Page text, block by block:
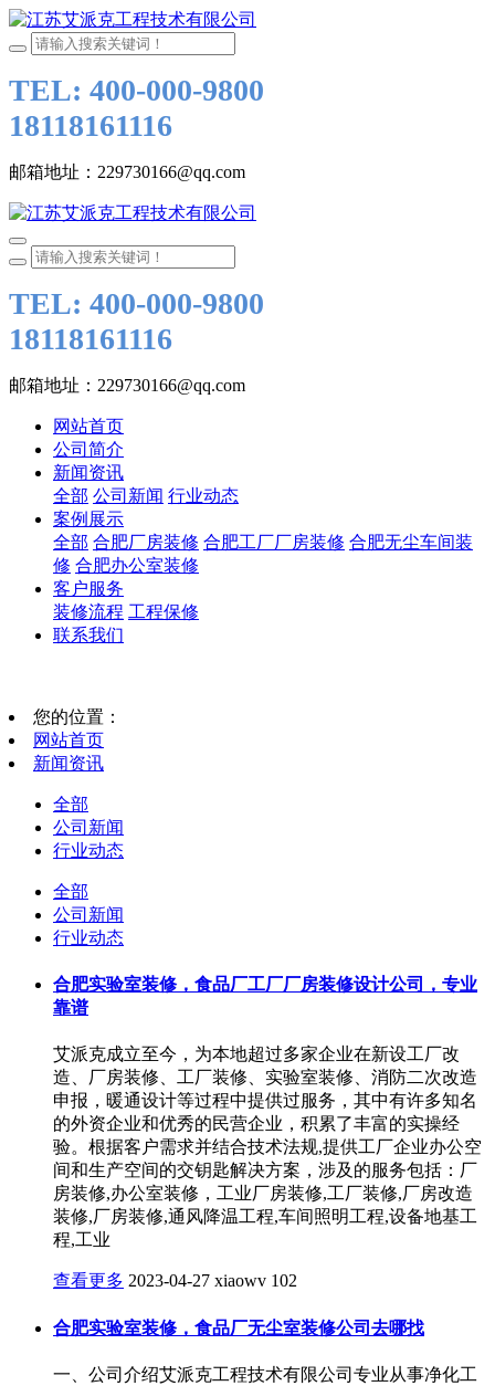
TEL: 400-000-9800
18118161116
邮箱地址：229730166@qq.com
TEL: 400-000-9800
18118161116
邮箱地址：229730166@qq.com
网站首页
公司简介
新闻资讯
全部 公司新闻 行业动态
案例展示
全部 合肥厂房装修 合肥工厂厂房装修 合肥无尘车间装
修 合肥办公室装修
客户服务
装修流程 工程保修
联系我们
您的位置：
网站首页
新闻资讯
全部
公司新闻
行业动态
全部
公司新闻
行业动态
合肥实验室装修，食品厂工厂厂房装修设计公司，专业
靠谱
艾派克成立至今，为本地超过多家企业在新设工厂改
造、厂房装修、工厂装修、实验室装修、消防二次改造
申报，暖通设计等过程中提供过服务，其中有许多知名
的外资企业和优秀的民营企业，积累了丰富的实操经
验。根据客户需求并结合技术法规,提供工厂企业办公空
间和生产空间的交钥匙解决方案，涉及的服务包括：厂
房装修,办公室装修，工业厂房装修,工厂装修,厂房改造
装修,厂房装修,通风降温工程,车间照明工程,设备地基工
程,工业
查看更多 2023-04-27 xiaowv 102
合肥实验室装修，食品厂无尘室装修公司去哪找
一、公司介绍艾派克工程技术有限公司专业从事净化工